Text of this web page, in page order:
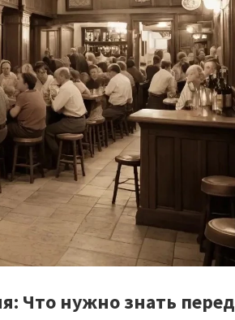
Что нужно знать перед